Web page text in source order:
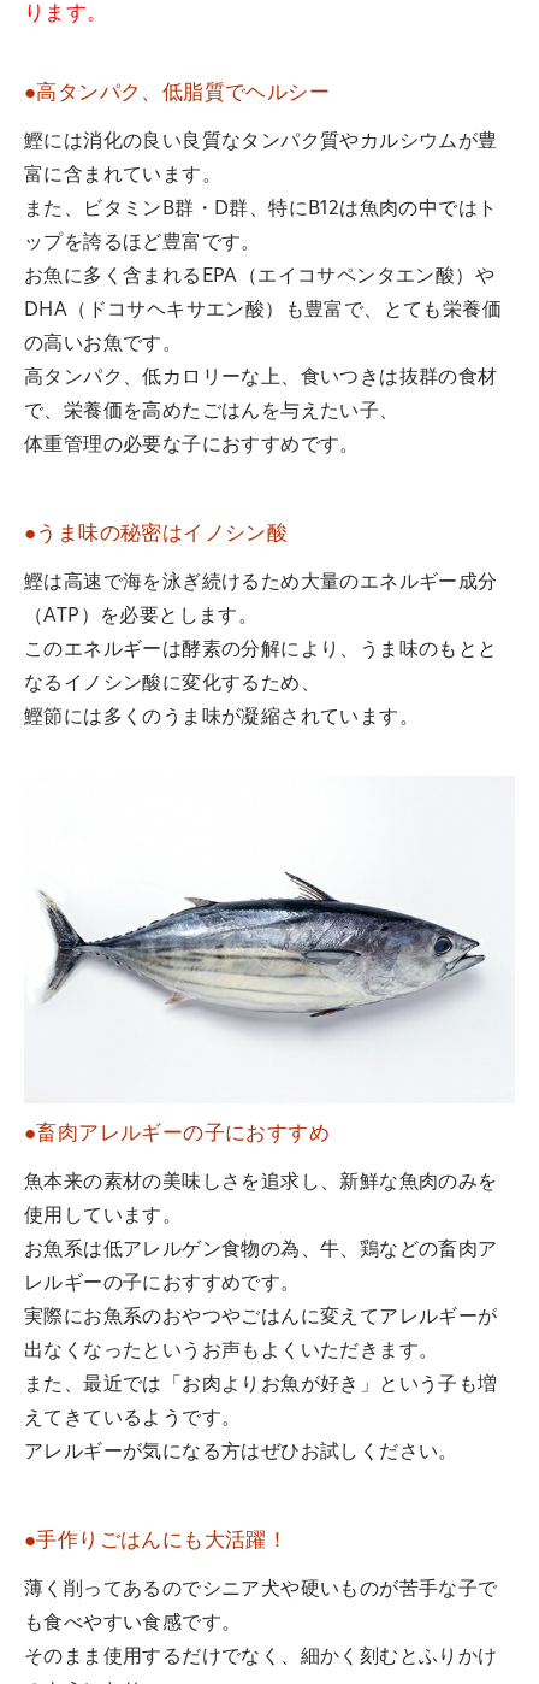
ります。
●高タンパク、低脂質でヘルシー
鰹には消化の良い良質なタンパク質やカルシウムが豊
富に含まれています。
また、ビタミンB群・D群、特にB12は魚肉の中ではト
ップを誇るほど豊富です。
お魚に多く含まれるEPA（エイコサペンタエン酸）や
DHA（ドコサヘキサエン酸）も豊富で、とても栄養価
の高いお魚です。
高タンパク、低カロリーな上、食いつきは抜群の食材
で、栄養価を高めたごはんを与えたい子、
体重管理の必要な子におすすめです。
●うま味の秘密はイノシン酸
鰹は高速で海を泳ぎ続けるため大量のエネルギー成分
（ATP）を必要とします。
このエネルギーは酵素の分解により、うま味のもとと
なるイノシン酸に変化するため、
鰹節には多くのうま味が凝縮されています。
●畜肉アレルギーの子におすすめ
魚本来の素材の美味しさを追求し、新鮮な魚肉のみを
使用しています。
お魚系は低アレルゲン食物の為、牛、鶏などの畜肉ア
レルギーの子におすすめです。
実際にお魚系のおやつやごはんに変えてアレルギーが
出なくなったというお声もよくいただきます。
また、最近では「お肉よりお魚が好き」という子も増
えてきているようです。
アレルギーが気になる方はぜひお試しください。
●手作りごはんにも大活躍！
薄く削ってあるのでシニア犬や硬いものが苦手な子で
も食べやすい食感です。
そのまま使用するだけでなく、細かく刻むとふりかけ